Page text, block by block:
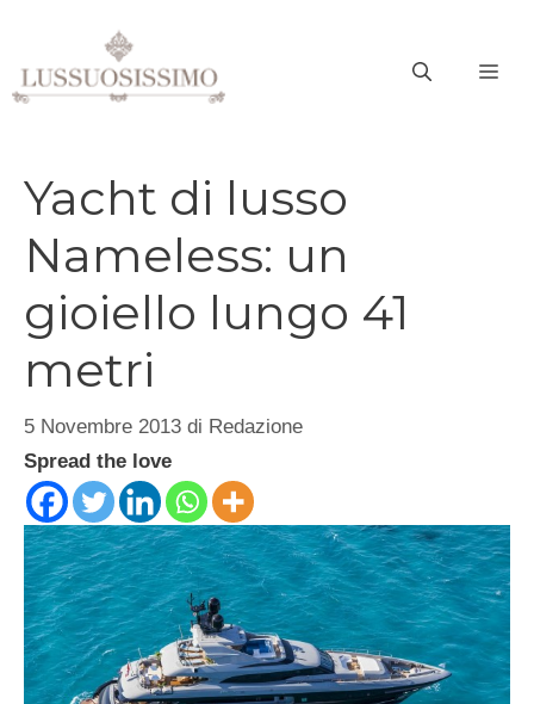
contenuto
Yacht di lusso
Nameless: un
gioiello lungo 41
metri
5 Novembre 2013 di Redazione
Spread the love